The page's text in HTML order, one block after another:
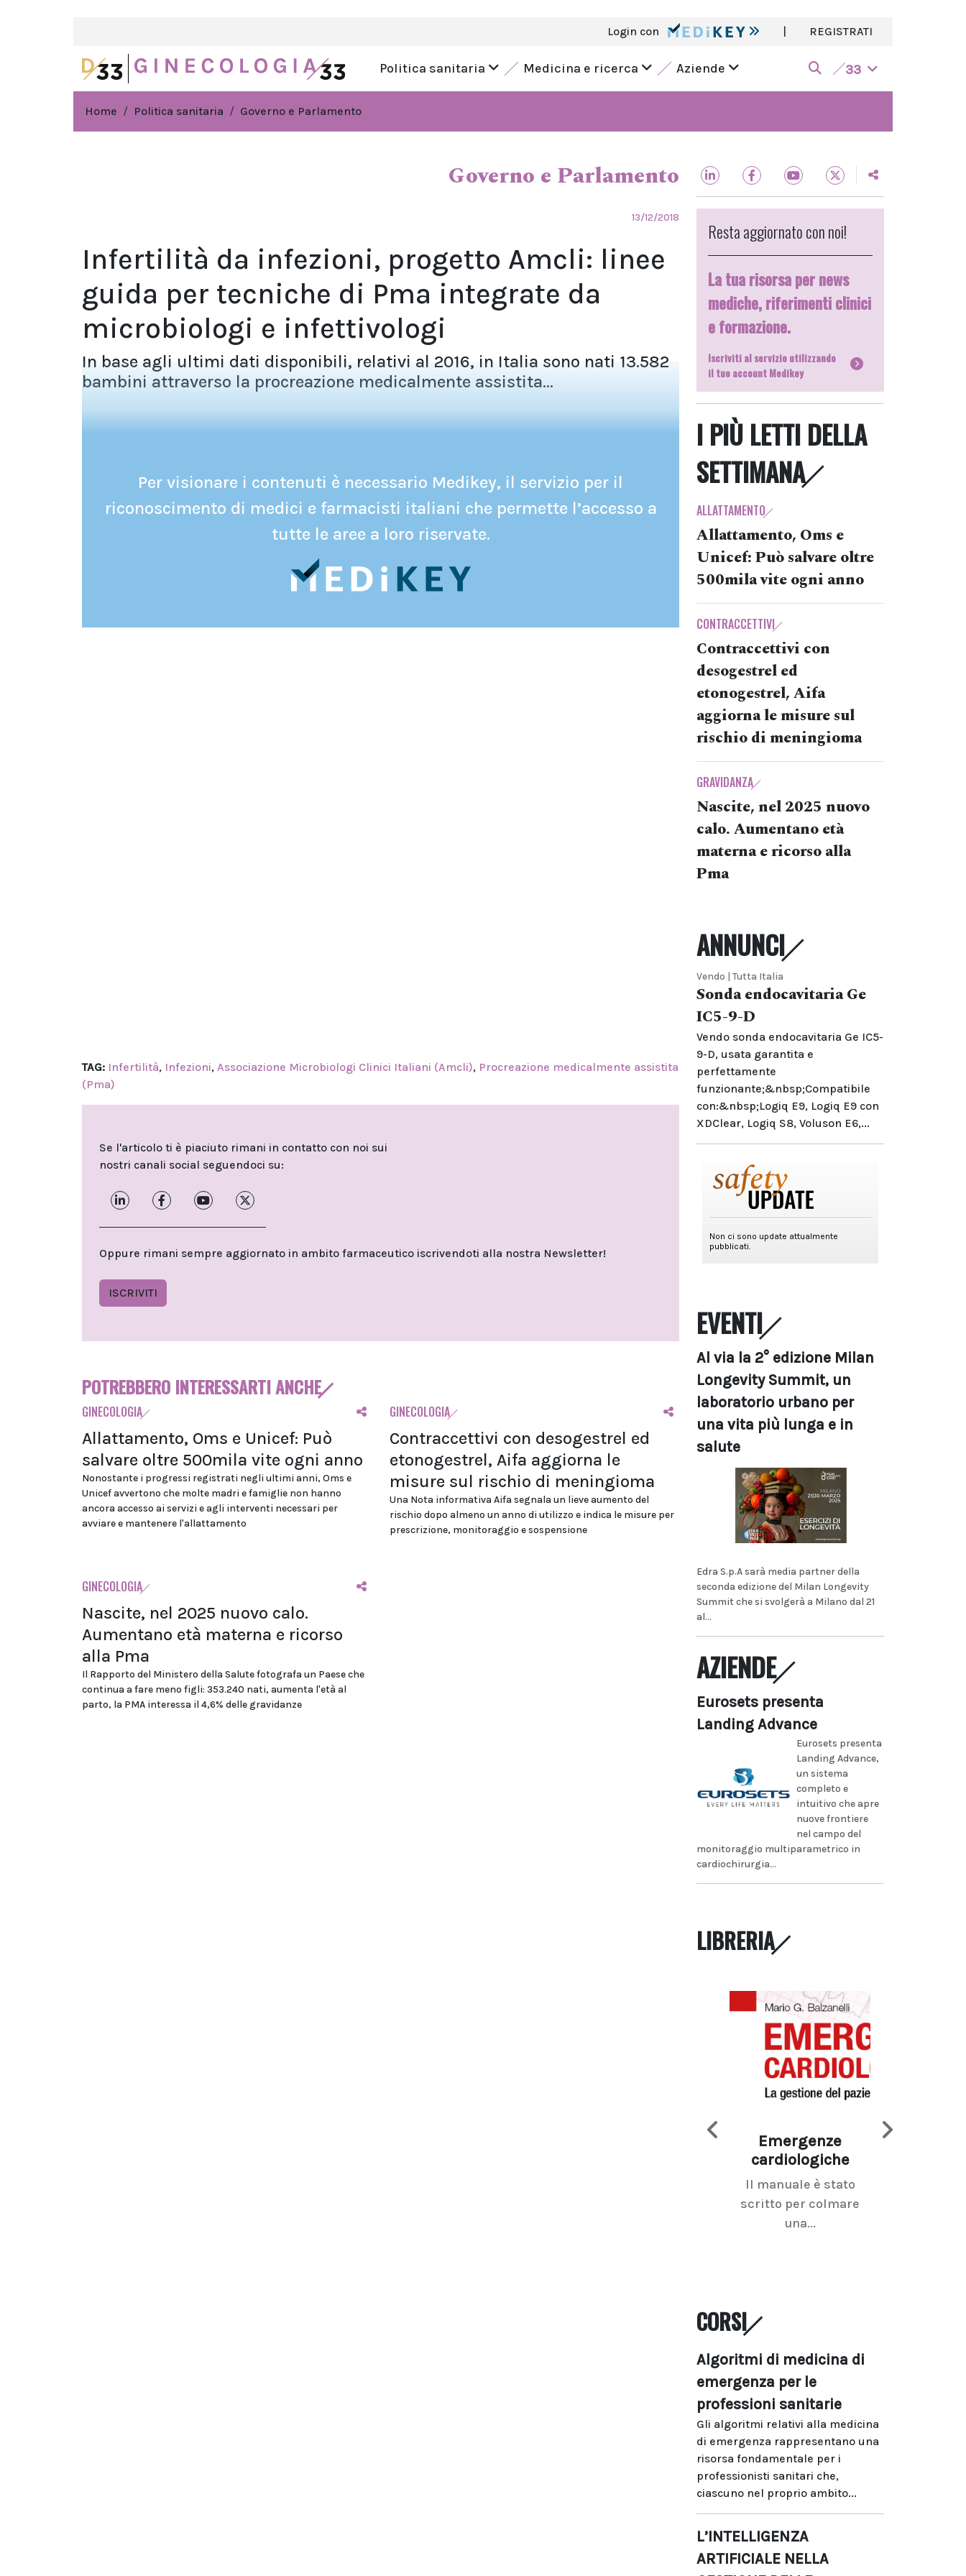
Login con | REGISTRATI
Politica sanitaria Medicina e ricerca Aziende 33
Home Politica sanitaria Governo e Parlamento
Governo e Parlamento
13/12/2018
Infertilità da infezioni, progetto Amcli: linee
guida per tecniche di Pma integrate da
microbiologi e infettivologi
In base agli ultimi dati disponibili, relativi al 2016, in Italia sono nati 13.582
bambini attraverso la procreazione medicalmente assistita...
Per visionare i contenuti è necessario Medikey, il servizio per il
riconoscimento di medici e farmacisti italiani che permette l’accesso a
tutte le aree a loro riservate.
TAG: Infertilità, Infezioni, Associazione Microbiologi Clinici Italiani (Amcli), Procreazione medicalmente assistita
(Pma)
Se l'articolo ti è piaciuto rimani in contatto con noi sui
nostri canali social seguendoci su:
Oppure rimani sempre aggiornato in ambito farmaceutico iscrivendoti alla nostra Newsletter!
ISCRIVITI
POTREBBERO INTERESSARTI ANCHE
GINECOLOGIA
Allattamento, Oms e Unicef: Può
salvare oltre 500mila vite ogni anno
Nonostante i progressi registrati negli ultimi anni, Oms e
Unicef avvertono che molte madri e famiglie non hanno
ancora accesso ai servizi e agli interventi necessari per
avviare e mantenere l'allattamento
GINECOLOGIA
Contraccettivi con desogestrel ed
etonogestrel, Aifa aggiorna le
misure sul rischio di meningioma
Una Nota informativa Aifa segnala un lieve aumento del
rischio dopo almeno un anno di utilizzo e indica le misure per
prescrizione, monitoraggio e sospensione
GINECOLOGIA
Nascite, nel 2025 nuovo calo.
Aumentano età materna e ricorso
alla Pma
Il Rapporto del Ministero della Salute fotografa un Paese che
continua a fare meno figli: 353.240 nati, aumenta l'età al
parto, la PMA interessa il 4,6% delle gravidanze
Resta aggiornato con noi!
La tua risorsa per news
mediche, riferimenti clinici
e formazione.
Iscriviti al servizio utilizzando
il tuo account Medikey
I PIÙ LETTI DELLA
SETTIMANA
ALLATTAMENTO
Allattamento, Oms e
Unicef: Può salvare oltre
500mila vite ogni anno
CONTRACCETTIVI
Contraccettivi con
desogestrel ed
etonogestrel, Aifa
aggiorna le misure sul
rischio di meningioma
GRAVIDANZA
Nascite, nel 2025 nuovo
calo. Aumentano età
materna e ricorso alla
Pma
ANNUNCI
Vendo | Tutta Italia
Sonda endocavitaria Ge
IC5-9-D
Vendo sonda endocavitaria Ge IC5-
9-D, usata garantita e
perfettamente
funzionante;&nbsp;Compatibile
con:&nbsp;Logiq E9, Logiq E9 con
XDClear, Logiq S8, Voluson E6,...
EVENTI
Al via la 2° edizione Milan
Longevity Summit, un
laboratorio urbano per
una vita più lunga e in
salute
Edra S.p.A sarà media partner della
seconda edizione del Milan Longevity
Summit che si svolgerà a Milano dal 21
al...
AZIENDE
Eurosets presenta
Landing Advance
Eurosets presenta
Landing Advance,
un sistema
completo e
intuitivo che apre
nuove frontiere
nel campo del
monitoraggio multiparametrico in
cardiochirurgia...
LIBRERIA
Emergenze
cardiologiche
Il manuale è stato
scritto per colmare
una...
CORSI
Algoritmi di medicina di
emergenza per le
professioni sanitarie
Gli algoritmi relativi alla medicina
di emergenza rappresentano una
risorsa fondamentale per i
professionisti sanitari che,
ciascuno nel proprio ambito...
L’INTELLIGENZA
ARTIFICIALE NELLA